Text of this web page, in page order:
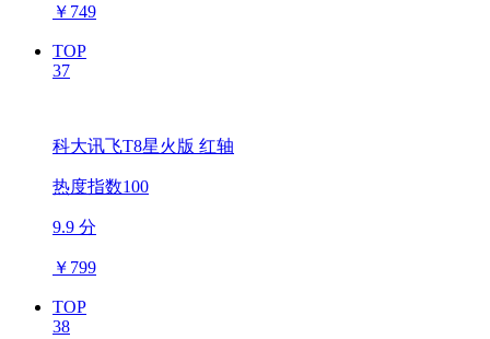
￥ 749
TOP
37
科大讯飞T8星火版 红轴
热度指数100
9.9 分
￥ 799
TOP
38